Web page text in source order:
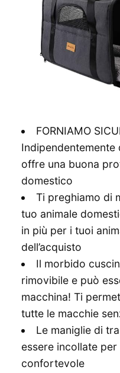
FORNIAMO
offre una buona
domestico
Ti preghiamo di
tuo animale
in più per i tuoi
dell’acquisto
Il morbido
rimovibile e può
macchina! Ti
tutte le macchie
Le maniglie di
essere incollate
confortevole